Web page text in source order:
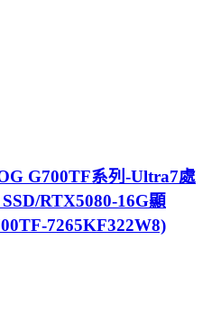
G700TF系列-Ultra7處
RTX5080-16G顯
7265KF322W8)